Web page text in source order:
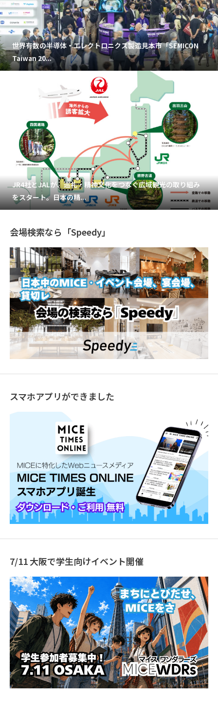
世界有数の半導体・エレクトロニクス製造見本市「SEMICON
Taiwan 20...
JR4社とJALが、巡礼・精神文化をつなぐ広域観光の取り組み
をスタート。日本の精...
会場検索なら「Speedy」
スマホアプリができました
7/11 大阪で学生向けイベント開催